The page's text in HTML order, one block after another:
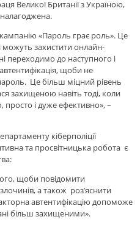
Великої Британії з Україною,
«Пароль грає роль». Це
можуть захистити онлайн-
переходимо до наступного і
щоби не
Це більш міцний рівень
захищеною навіть тоді, коли
і дуже ефективно», –
кіберполіції
та просвітницька робота є
щоби повідомити
а також роз’яснити
автентифікацію допоможе
більш захищеними».